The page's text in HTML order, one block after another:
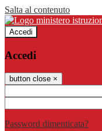
Salta al contenuto
Accedi
Accedi
button close ×
Password dimenticata?